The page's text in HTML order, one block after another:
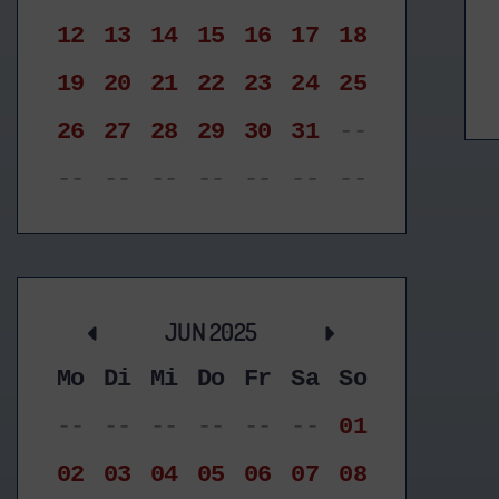
12
13 14 15 16 17
18
19
20 21 22 23 24
25
26
27 28 29 30 31
--
--
-- -- -- -- -- --
JUN 2025
Mo Di Mi Do Fr Sa
So
--
-- -- -- -- --
01
02
03 04 05 06 07 08